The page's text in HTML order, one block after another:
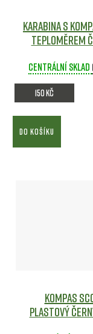
Karabina s
teploměrem
Centrální sklad
150 Kč
DO KOŠÍKU
Kompas
plastový